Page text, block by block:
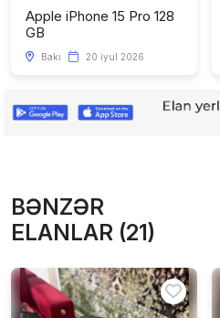
Apple iPhone 15 Pro 128
GB
Bakı 20 iyul 2026
BƏNZƏR
ELANLAR (21)